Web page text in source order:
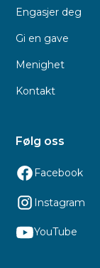
Engasjer deg
Gi en gave
Menighet
Kontakt
Følg oss
Facebook
Instagram
YouTube